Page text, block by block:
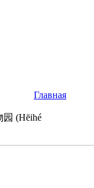
Главная
园 (Hēihé